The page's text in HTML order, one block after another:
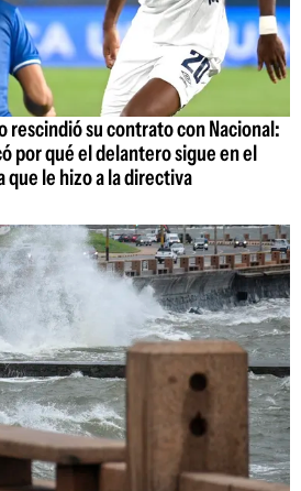
rescindió su contrato con Nacional:
por qué el delantero sigue en el
que le hizo a la directiva